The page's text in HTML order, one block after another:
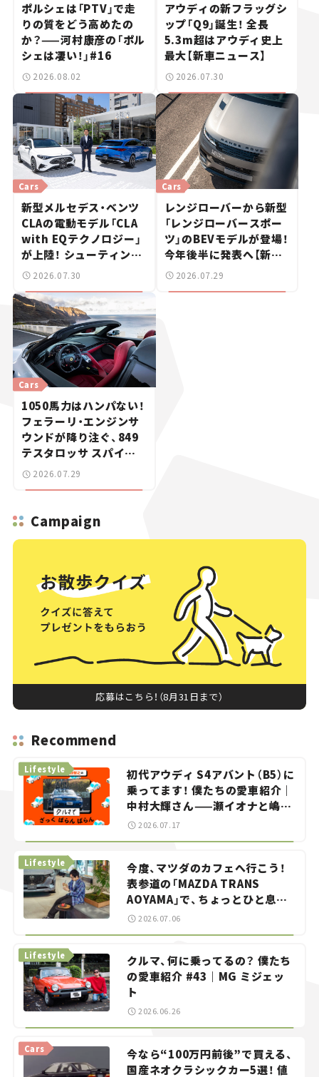
ポルシェは「PTV」で走
りの質をどう高めたの
か？——河村康彦の「ポル
シェは凄い！」#16
2026.08.02
アウディの新フラッグシ
ップ「Q9」誕生！ 全長
5.3m超はアウディ史上
最大【新車ニュース】
2026.07.30
Cars
新型メルセデス・ベンツ
CLAの電動モデル「CLA
with EQテクノロジー」
が上陸！ シューティング
ブレークも発売【新車ニ
2026.07.30
Cars
レンジローバーから新型
「レンジローバースポー
ツ」のBEVモデルが登場！
今年後半に発表へ【新車
ニュース】
2026.07.29
Cars
1050馬力はハンパない！
フェラーリ・エンジンサ
ウンドが降り注ぐ、849
テスタロッサ スパイダ
ーに試乗。
2026.07.29
Campaign
応募はこちら！（8月31日まで）
Recommend
初代アウディ S4アバント（B5）に
乗ってます！ 僕たちの愛車紹介｜
中村大輝さん——瀬イオナと嶋田
智之の「クルマでざっくばらんば
らん！」＃20
Lifestyle
2026.07.17
今度、マツダのカフェへ行こう！
表参道の「MAZDA TRANS
AOYAMA」で、ちょっとひと息。
——連載｜CCGとクルマでどうす
Lifestyle
2026.07.06
クルマ、何に乗ってるの？ 僕たち
の愛車紹介 #43｜MG ミジェッ
ト
Lifestyle
2026.06.26
今なら“100万円前後”で買える、
国産ネオクラシックカー5選！ 値
Cars